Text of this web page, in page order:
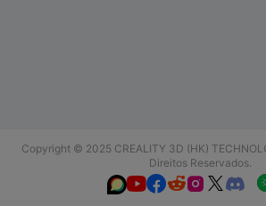
Copyright © 2025 CREALITY 3D (HK)
Direitos Reservados.
  